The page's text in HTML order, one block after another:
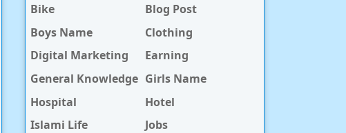
Bike
Blog Post
Boys Name
Clothing
Digital Marketing
Earning
General Knowledge Girls Name
Hospital
Hotel
Islami Life
Jobs